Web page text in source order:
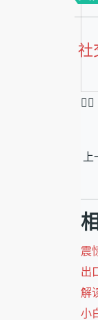
社
❤️‍🔥
上
震
出
解
小